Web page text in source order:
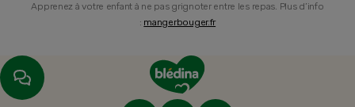
Apprenez à votre enfant à ne pas grignoter entre les repas. Plus d’info
: mangerbouger.fr